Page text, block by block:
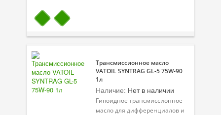
Клеи и герметики
Уход за кондиционером
Смазки
Специальные программы
Трансмиссионное масло
VATOIL SYNTRAG GL-5 75W-90
1л
Наличие: Нет в наличии
Гипоидное трансмиссионное
масло для дифференциалов и